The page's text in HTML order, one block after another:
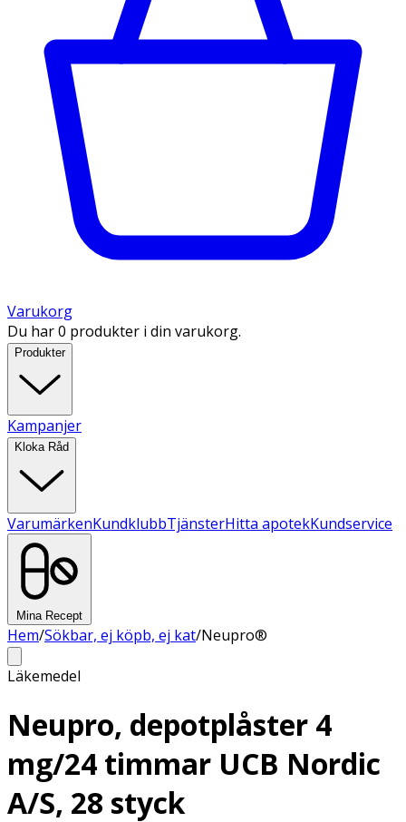
Varukorg
Du har 0 produkter i din varukorg.
Produkter
Kampanjer
Kloka Råd
VarumärkenKundklubbTjänsterHitta apotekKundservice
Mina Recept
Hem/Sökbar, ej köpb, ej kat/Neupro®
Läkemedel
Neupro, depotplåster 4
mg/24 timmar UCB Nordic
A/S, 28 styck